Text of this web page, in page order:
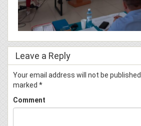
Leave a Reply
Your email address will not be published.
marked *
Comment